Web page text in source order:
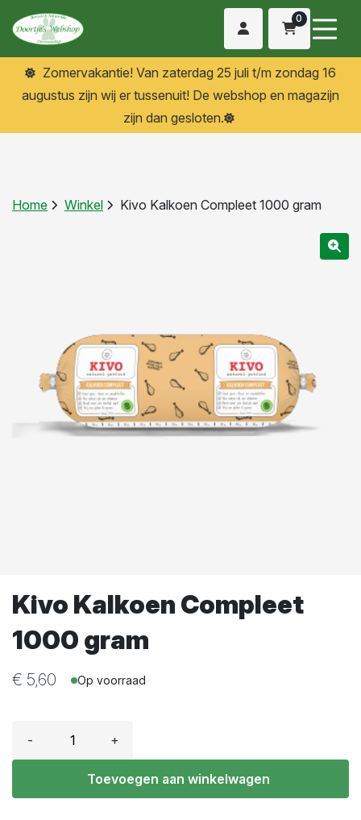
0
Zomervakantie! Van zaterdag 25 juli t/m zondag 16
augustus zijn wij er tussenuit! De webshop en magazijn
zijn dan gesloten.
Home Winkel Kivo Kalkoen Compleet 1000 gram
Kivo Kalkoen Compleet
1000 gram
€ 5,60 Op voorraad
- +
Toevoegen aan winkelwagen